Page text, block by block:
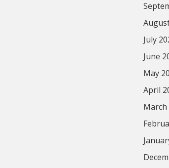
July
June
May
April
March